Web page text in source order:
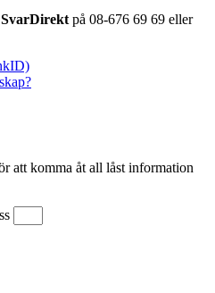
på 08-676 69 69 eller
att komma åt all låst information